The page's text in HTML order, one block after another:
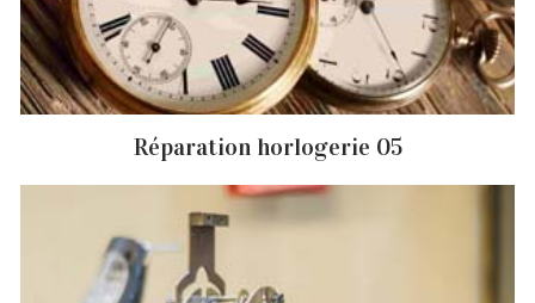
Réparation horlogerie 05